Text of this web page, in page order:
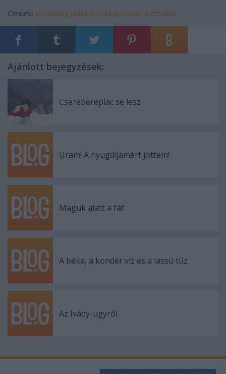
Címkék: közösség kultúra színház rovat életstílus
Ajánlott bejegyzések:
Csereberepiac se lesz
Uram! A nyugdíjamért jöttem!
Maguk alatt a fát
A béka, a kondér víz és a lassú tűz
Az Ivády-ügyről